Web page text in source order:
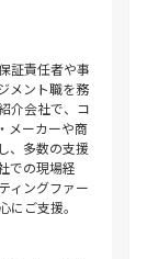
証責任者や事
メント職を務
介会社で、コ
メーカーや商
、多数の支援
での現場経
ィングファー
ご支援。